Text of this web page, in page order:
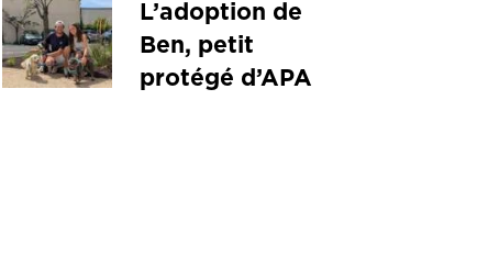
L’adoption de
Ben, petit
protégé d’APA